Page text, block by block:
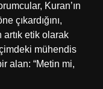
Kuran’ın
çıkardığını,
artık etik olarak
mühendis
alan: “Metin mi,